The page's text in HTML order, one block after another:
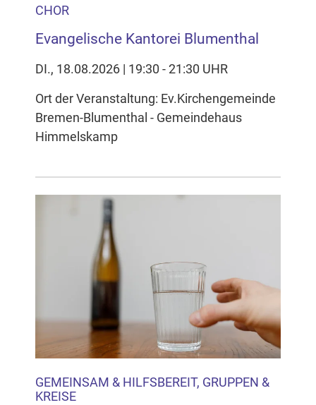
CHOR
Evangelische Kantorei Blumenthal
DI., 18.08.2026 | 19:30 - 21:30 UHR
Ort der Veranstaltung: Ev.Kirchengemeinde
Bremen-Blumenthal - Gemeindehaus
Himmelskamp
GEMEINSAM & HILFSBEREIT, GRUPPEN &
KREISE